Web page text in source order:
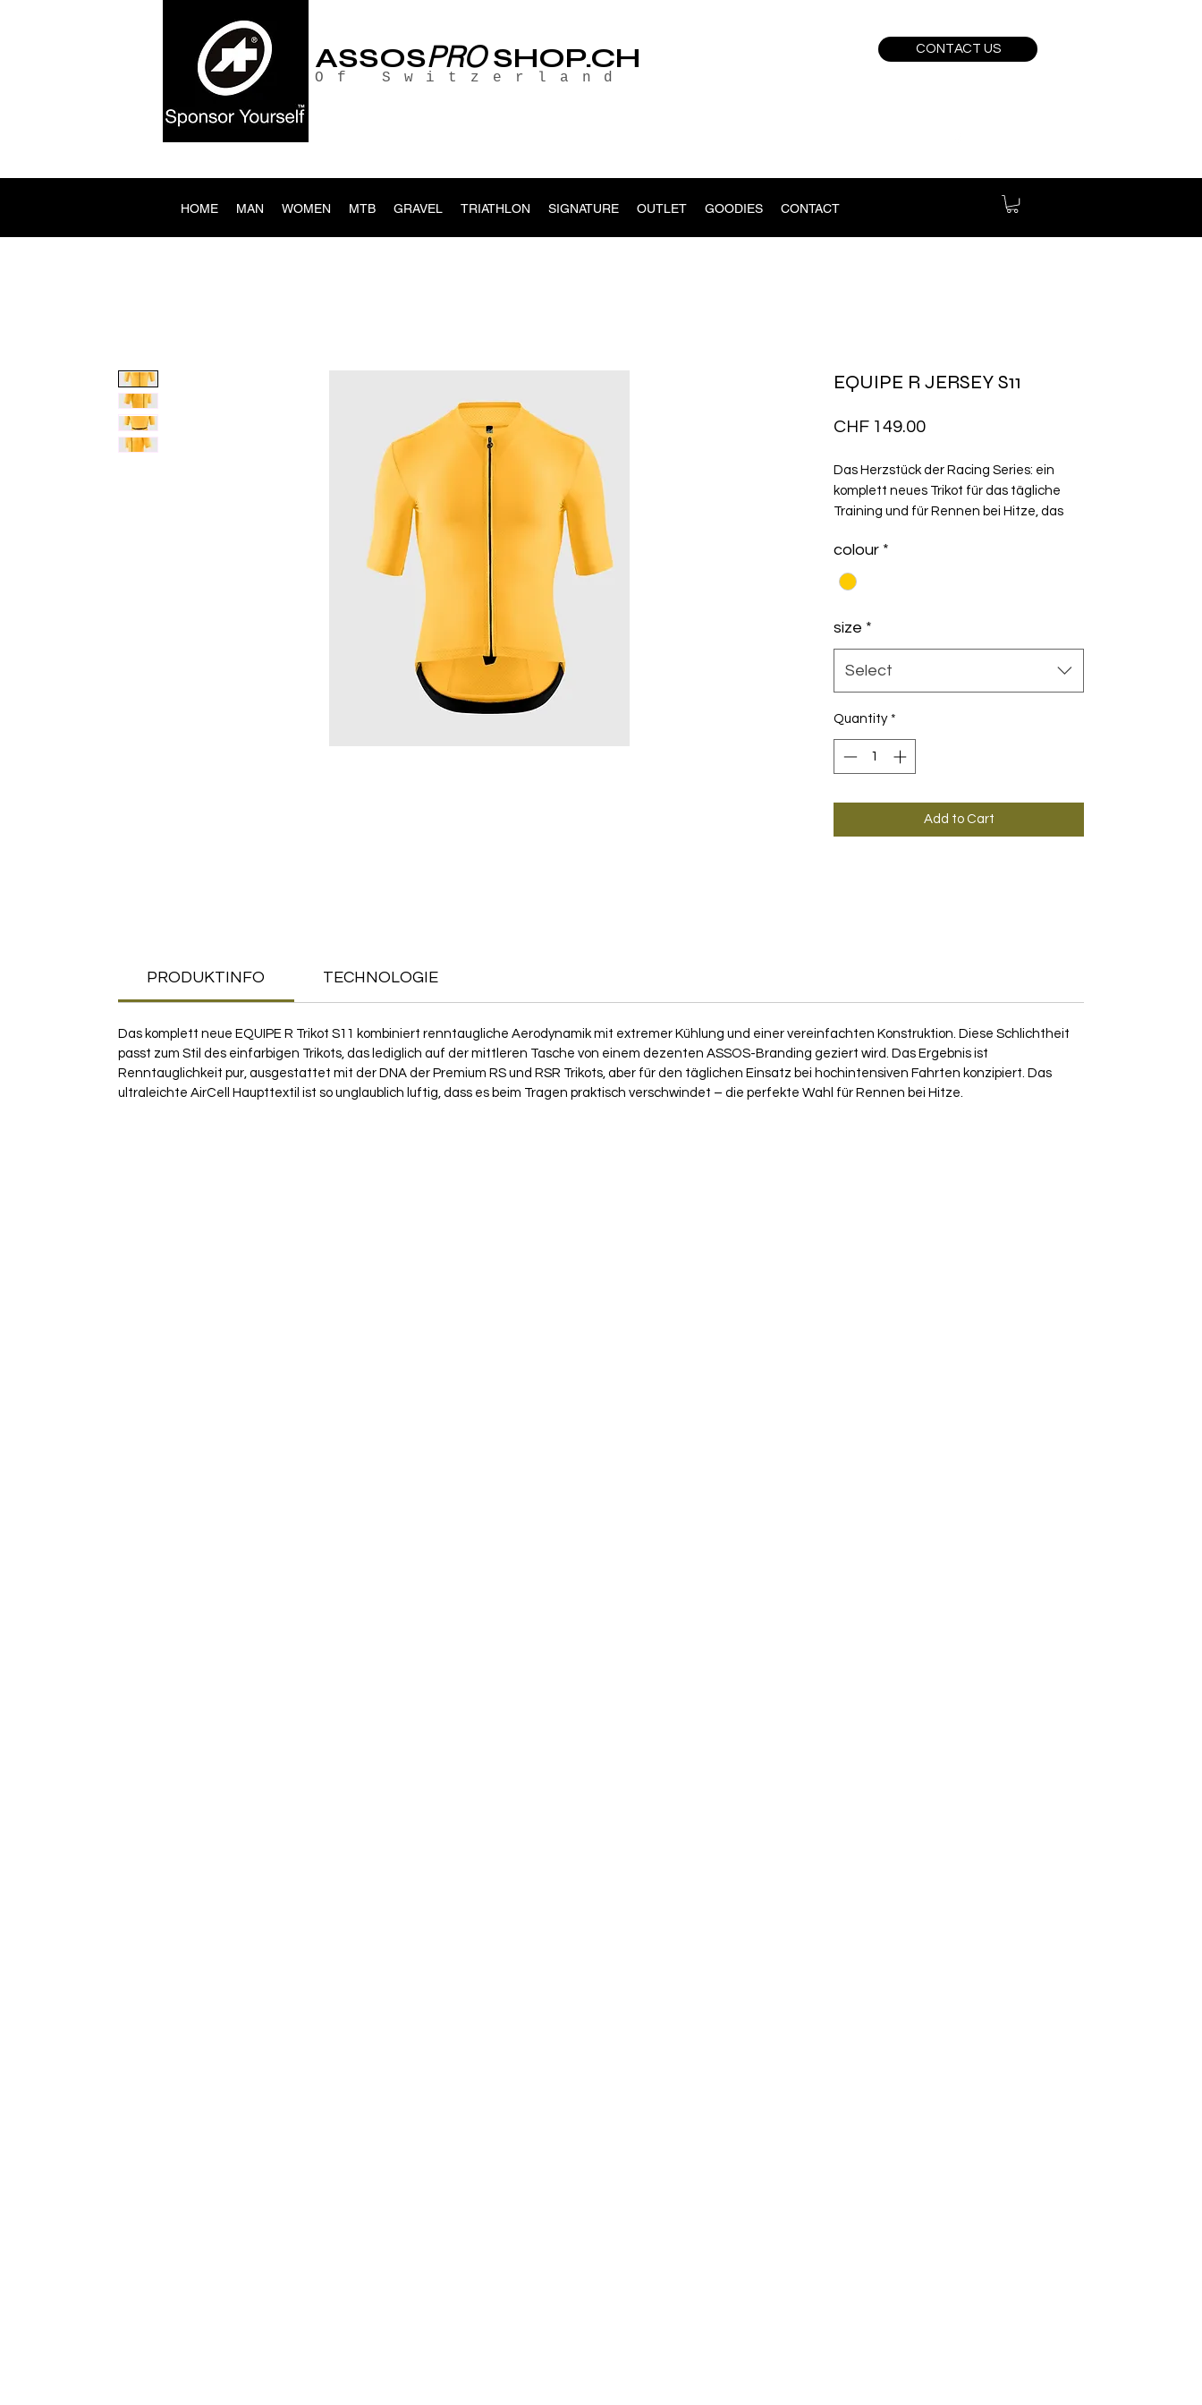
ASSOSPROSHOP.CH
Of Switzerland
CONTACT US
HOME MAN WOMEN MTB GRAVEL TRIATHLON SIGNATURE OUTLET GOODIES CONTACT
EQUIPE R JERSEY S11
CHF 149.00Price
Das Herzstück der Racing Series: ein
komplett neues Trikot für das tägliche
Training und für Rennen bei Hitze, das
S11 zeichnet sich durch sein
ultraleichtes, intensiv kühlendes AirCell
Textil und die Second-skin-Aerodynamik
colour *
size *
Select
Quantity *
Add to Cart
PRODUKTINFO TECHNOLOGIE
Das komplett neue EQUIPE R Trikot S11 kombiniert renntaugliche Aerodynamik mit extremer Kühlung und einer vereinfachten Konstruktion. Diese Schlichtheit
passt zum Stil des einfarbigen Trikots, das lediglich auf der mittleren Tasche von einem dezenten ASSOS-Branding geziert wird. Das Ergebnis ist
Renntauglichkeit pur, ausgestattet mit der DNA der Premium RS und RSR Trikots, aber für den täglichen Einsatz bei hochintensiven Fahrten konzipiert. Das
ultraleichte AirCell Haupttextil ist so unglaublich luftig, dass es beim Tragen praktisch verschwindet – die perfekte Wahl für Rennen bei Hitze.